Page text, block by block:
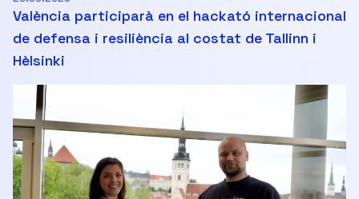
València participarà en el hackató internacional
de defensa i resiliència al costat de Tallinn i
Hèlsinki